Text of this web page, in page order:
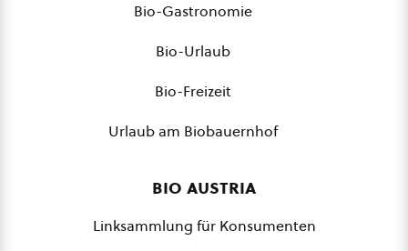
Bio-Gastronomie
Bio-Urlaub
Bio-Freizeit
Urlaub am Biobauernhof
bio austria
Linksammlung für Konsumenten